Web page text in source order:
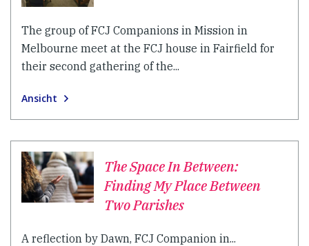
The group of FCJ Companions in Mission in
Melbourne meet at the FCJ house in Fairfield for
their second gathering of the...
Ansicht
The Space In Between:
Finding My Place Between
Two Parishes
A reflection by Dawn, FCJ Companion in...